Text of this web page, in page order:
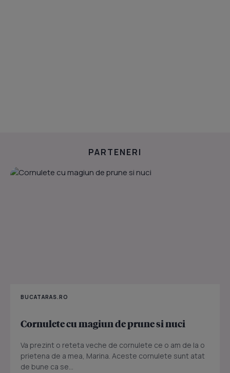
PARTENERI
BUCATARAS.RO
Cornulete cu magiun de prune si nuci
Va prezint o reteta veche de cornulete ce o am de la o
prietena de a mea, Marina. Aceste cornulete sunt atat
de bune ca se...